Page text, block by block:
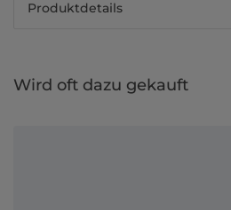
Produktdetails
Wird oft dazu gekauft